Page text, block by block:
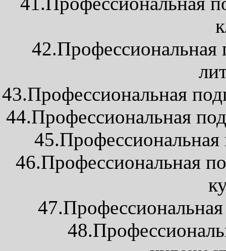
42.Профессиональная
43.Профессиональная
44.Профессиональная
45.Профессиональная
46.Профессиональная